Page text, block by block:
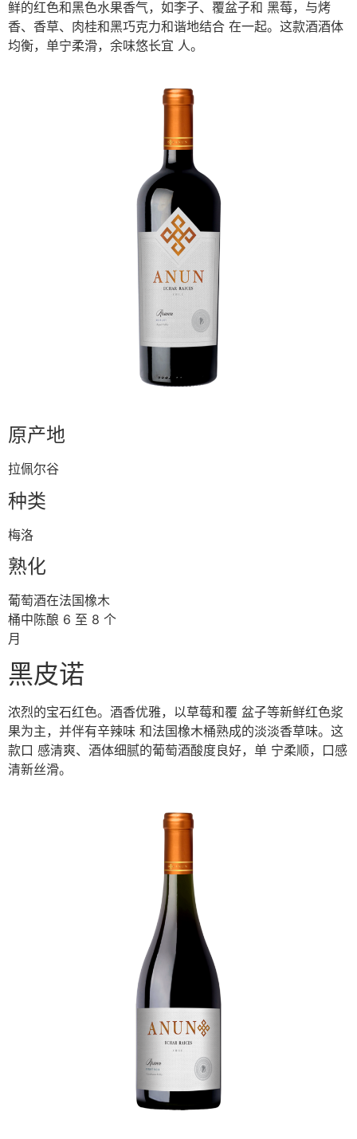
鲜的红⾊和⿊⾊⽔果⾹⽓，如李⼦、覆盆⼦和 ⿊莓，与烤
⾹、⾹草、⾁桂和⿊巧克⼒和谐地结合 在⼀起。这款酒酒体
均衡，单宁柔滑，余味悠⻓宜 ⼈。
原产地
拉佩尔⾕
种类
梅洛
熟化
葡萄酒在法国橡⽊
桶中陈酿 6 ⾄ 8 个
⽉
⿊⽪诺
浓烈的宝⽯红⾊。酒⾹优雅，以草莓和覆 盆⼦等新鲜红⾊浆
果为主，并伴有⾟辣味 和法国橡⽊桶熟成的淡淡⾹草味。这
款⼝ 感清爽、酒体细腻的葡萄酒酸度良好，单 宁柔顺，⼝感
清新丝滑。